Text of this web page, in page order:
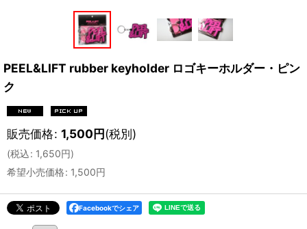
PEEL&LIFT rubber keyholder ロゴキーホルダー・ピン
ク
販売価格: 1,500円(税別)
(税込: 1,650円)
希望小売価格: 1,500円
Facebookでシェア